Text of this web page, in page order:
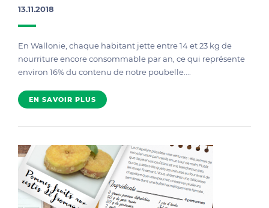
13.11.2018
En Wallonie, chaque habitant jette entre 14 et 23 kg de
nourriture encore consommable par an, ce qui représente
environ 16% du contenu de notre poubelle....
EN SAVOIR PLUS